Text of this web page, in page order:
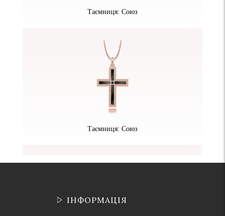
Таємниця: Союз
Таємниця: Союз
ІНФОРМАЦІЯ